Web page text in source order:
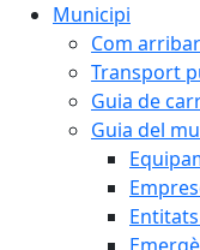
Municipi
Com
Transport
Guia de
Guia del